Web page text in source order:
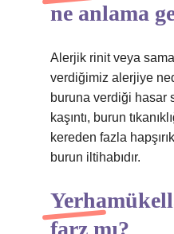
ne anlama
Alerjik rinit veya
verdiğimiz alerjiye
buruna verdiği hasar
kaşıntı, burun
kereden fazla
burun iltihabıdır.
farz mı?